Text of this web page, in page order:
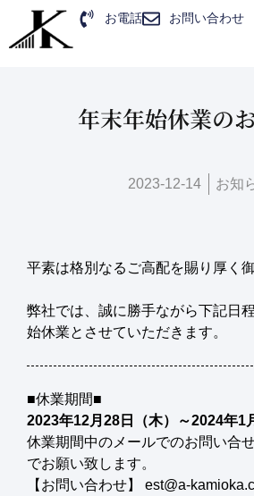
お電話 お問い合わせ
年末年始休業の
2023-12-14 お知
平素は格別なるご高配を賜り厚く
弊社では、誠に勝手ながら下記日
始休業とさせていただきます。
■休業期間■
2023年12月28日（木）～2024年1
休業期間中のメールでのお問い合
でお願い致します。
【お問い合わせ】 est@a-